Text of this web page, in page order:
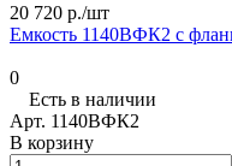
20 720 р./шт
Емкость 1140ВФК2 с
0
Есть в наличии
Арт. 1140ВФК2
В корзину